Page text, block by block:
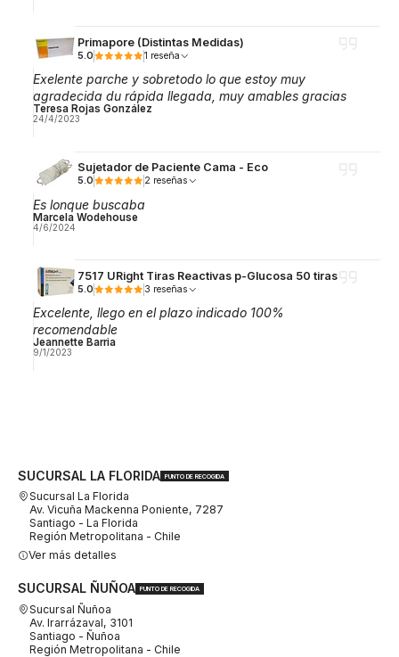
Primapore (Distintas Medidas)
5.0 1 reseña
Exelente parche y sobretodo lo que estoy muy
agradecida du rápida llegada, muy amables gracias
Teresa Rojas González
24/4/2023
Sujetador de Paciente Cama - Eco
5.0 2 reseñas
Es lonque buscaba
Marcela Wodehouse
4/6/2024
7517 URight Tiras Reactivas p-Glucosa 50 tiras
5.0 3 reseñas
Excelente, llego en el plazo indicado 100%
recomendable
Jeannette Barria
9/1/2023
SUCURSAL LA FLORIDA PUNTO DE RECOGIDA
Sucursal La Florida
Av. Vicuña Mackenna Poniente, 7287
Santiago - La Florida
Región Metropolitana - Chile
Ver más detalles
SUCURSAL ÑUÑOA PUNTO DE RECOGIDA
Sucursal Ñuñoa
Av. Irarrázaval, 3101
Santiago - Ñuñoa
Región Metropolitana - Chile